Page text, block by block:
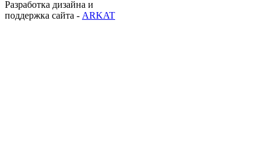
Разработка дизайна и
поддержка сайта - ARKAT